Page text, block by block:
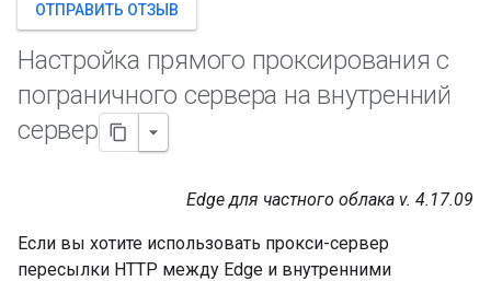
ОТПРАВИТЬ ОТЗЫВ
Настройка прямого проксирования с
пограничного сервера на внутренний
сервер
Edge для частного облака v. 4.17.09
Если вы хотите использовать прокси-сервер
пересылки HTTP между Edge и внутренними